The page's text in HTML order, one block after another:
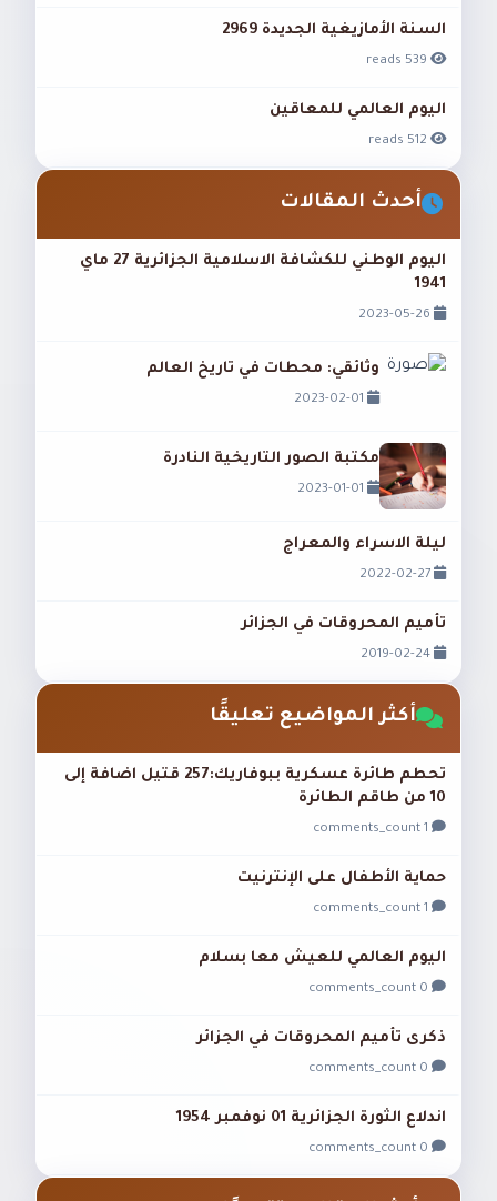
السنة الأمازيغية الجديدة 2969
اليوم العالمي للمعاقين
أحدث المقالات
اليوم الوطني للكشافة الاسلامية الجزائرية 27 ماي
1941
وثائقي: محطات في تاريخ العالم
مكتبة الصور التاريخية النادرة
ليلة الاسراء والمعراج
تأميم المحروقات في الجزائر
أكثر المواضيع تعليقًا
تحطم طائرة عسكرية ببوفاريك:257 قتيل اضافة إلى
10 من طاقم الطائرة
حماية الأطفال على الإنترنيت
اليوم العالمي للعيش معا بسلام
ذكرى تأميم المحروقات في الجزائر
اندلاع الثورة الجزائرية 01 نوفمبر 1954